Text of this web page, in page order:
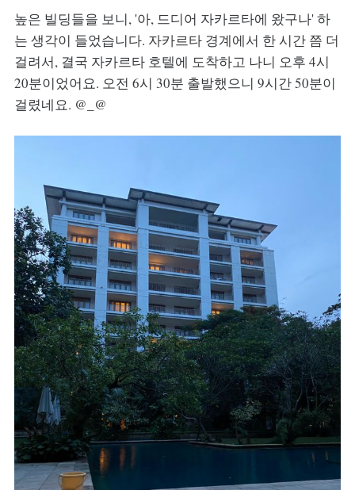
높은 빌딩들을 보니, '아, 드디어 자카르타에 왔구나' 하
는 생각이 들었습니다. 자카르타 경계에서 한 시간 쯤 더
걸려서, 결국 자카르타 호텔에 도착하고 나니 오후 4시
20분이었어요. 오전 6시 30분 출발했으니 9시간 50분이
걸렸네요. @_@